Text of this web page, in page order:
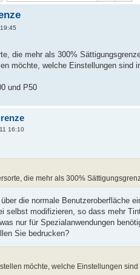
die mehr als 300%
möchte, welche Einstellungen sind
und P50
16:10
die mehr als 300%
die normale Benutzeroberfläche
selbst modifizieren, so dass mehr
nur für Spezialanwendungen
Sie bedrucken?
möchte, welche Einstellungen